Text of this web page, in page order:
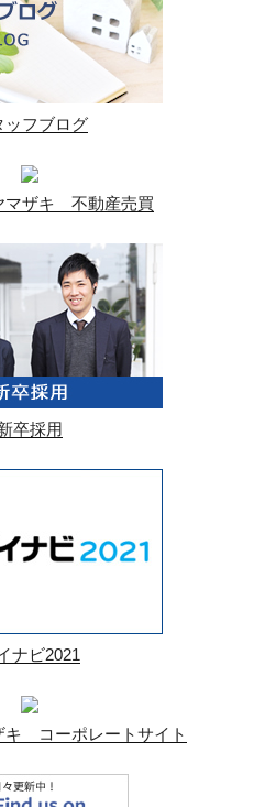
ッフブログ
マザキ 不動産売買
卒採用
ナビ2021
キ コーポレートサイト